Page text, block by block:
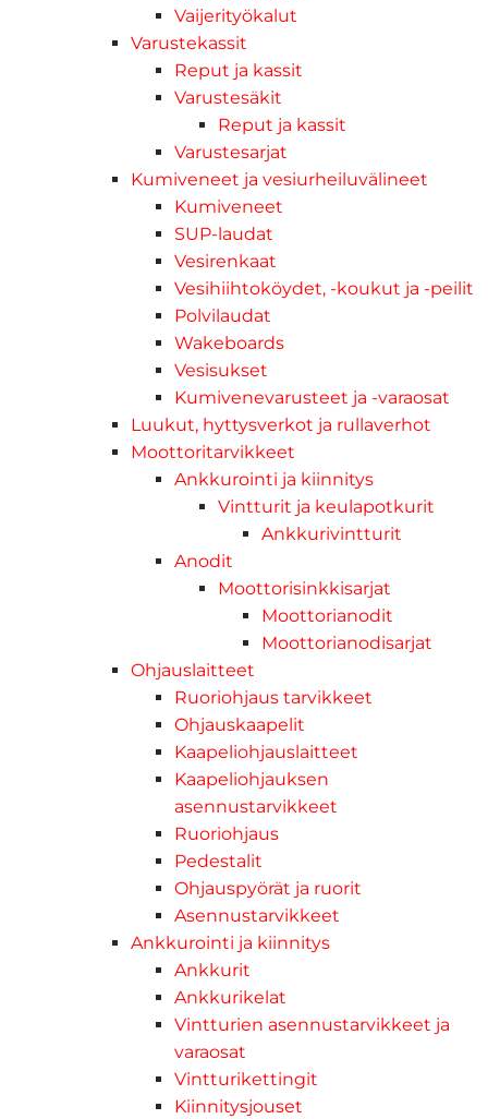
Vaijerityökalut
Varustekassit
Reput ja kassit
Varustesäkit
Reput ja kassit
Varustesarjat
Kumiveneet ja vesiurheiluvälineet
Kumiveneet
SUP-laudat
Vesirenkaat
Vesihiihtoköydet, -koukut ja -peilit
Polvilaudat
Wakeboards
Vesisukset
Kumivenevarusteet ja -varaosat
Luukut, hyttysverkot ja rullaverhot
Moottoritarvikkeet
Ankkurointi ja kiinnitys
Vintturit ja keulapotkurit
Ankkurivintturit
Anodit
Moottorisinkkisarjat
Moottorianodit
Moottorianodisarjat
Ohjauslaitteet
Ruoriohjaus tarvikkeet
Ohjauskaapelit
Kaapeliohjauslaitteet
Kaapeliohjauksen
asennustarvikkeet
Ruoriohjaus
Pedestalit
Ohjauspyörät ja ruorit
Asennustarvikkeet
Ankkurointi ja kiinnitys
Ankkurit
Ankkurikelat
Vintturien asennustarvikkeet ja
varaosat
Vintturikettingit
Kiinnitysjouset